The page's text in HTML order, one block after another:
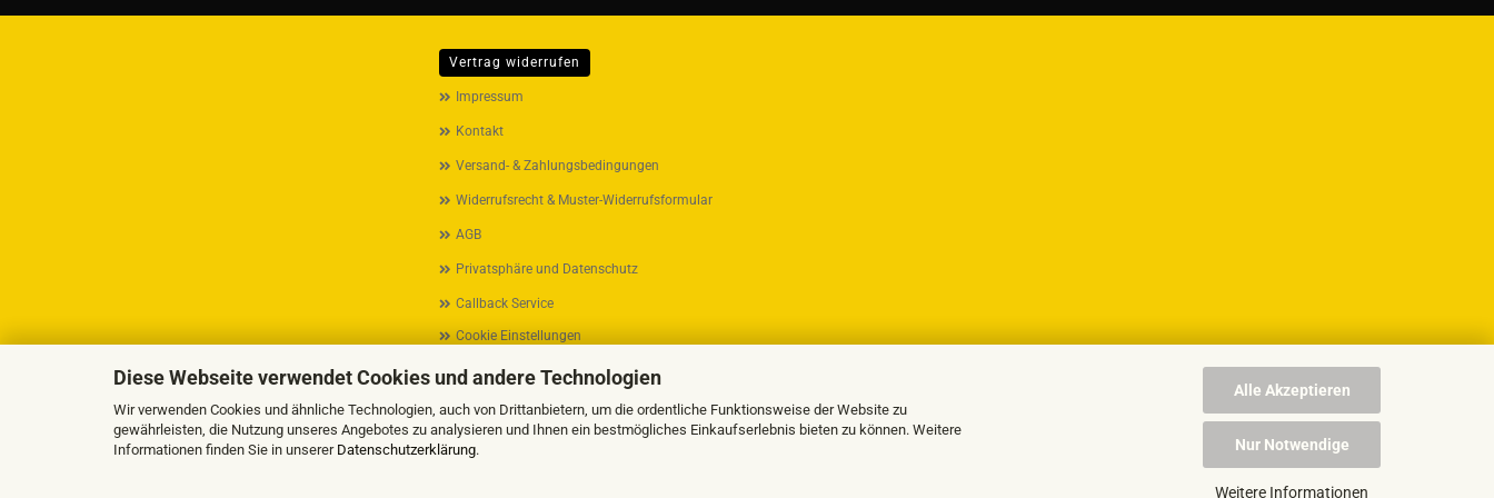
Diese Webseite verwendet Cookies und andere Technologien
Wir verwenden Cookies und ähnliche Technologien, auch von Drittanbietern, um die ordentliche Funktionsweise der Website zu
gewährleisten, die Nutzung unseres Angebotes zu analysieren und Ihnen ein bestmögliches Einkaufserlebnis bieten zu können. Weitere
Informationen finden Sie in unserer Datenschutzerklärung.
Alle Akzeptieren
Nur Notwendige
Weitere Informationen
MEHR ÜBER...
Impressum
Kontakt
Versand- & Zahlungsbedingungen
Widerrufsrecht & Muster-Widerrufsformular
AGB
Privatsphäre und Datenschutz
Callback Service
Cookie Einstellungen
Vertrag widerrufen